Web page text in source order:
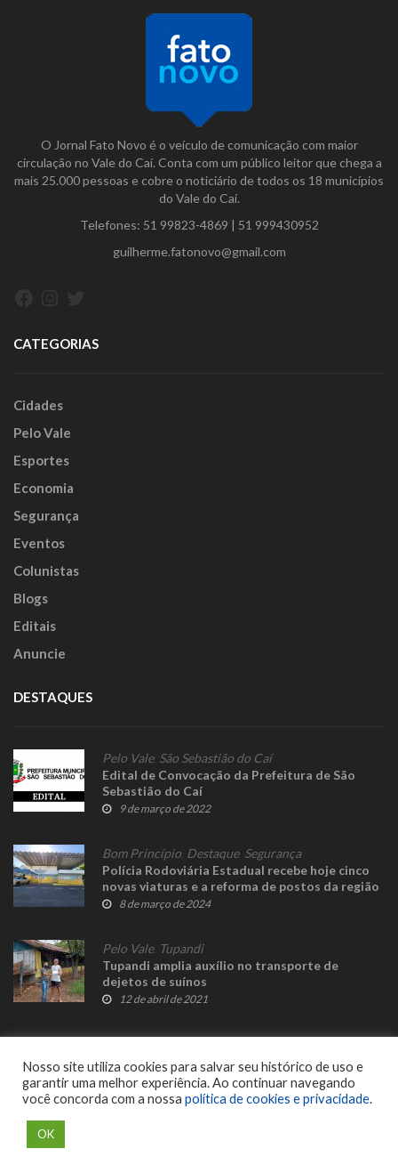
O Jornal Fato Novo é o veículo de comunicação com maior
circulação no Vale do Caí. Conta com um público leitor que chega a
mais 25.000 pessoas e cobre o noticiário de todos os 18 municípios
do Vale do Caí.
Telefones: 51 99823-4869 | 51 999430952
guilherme.fatonovo@gmail.com
CATEGORIAS
Cidades
Pelo Vale
Esportes
Economia
Segurança
Eventos
Colunistas
Blogs
Editais
Anuncie
DESTAQUES
Pelo Vale, São Sebastião do Caí
Edital de Convocação da Prefeitura de São
Sebastião do Caí
9 de março de 2022
Bom Princípio Destaque, Segurança
Polícia Rodoviária Estadual recebe hoje cinco
novas viaturas e a reforma de postos da região
8 de março de 2024
Pelo Vale, Tupandi
Tupandi amplia auxílio no transporte de
dejetos de suínos
12 de abril de 2021
Nosso site utiliza cookies para salvar seu histórico de uso e
garantir uma melhor experiência. Ao continuar navegando
você concorda com a nossa política de cookies e privacidade.
OK